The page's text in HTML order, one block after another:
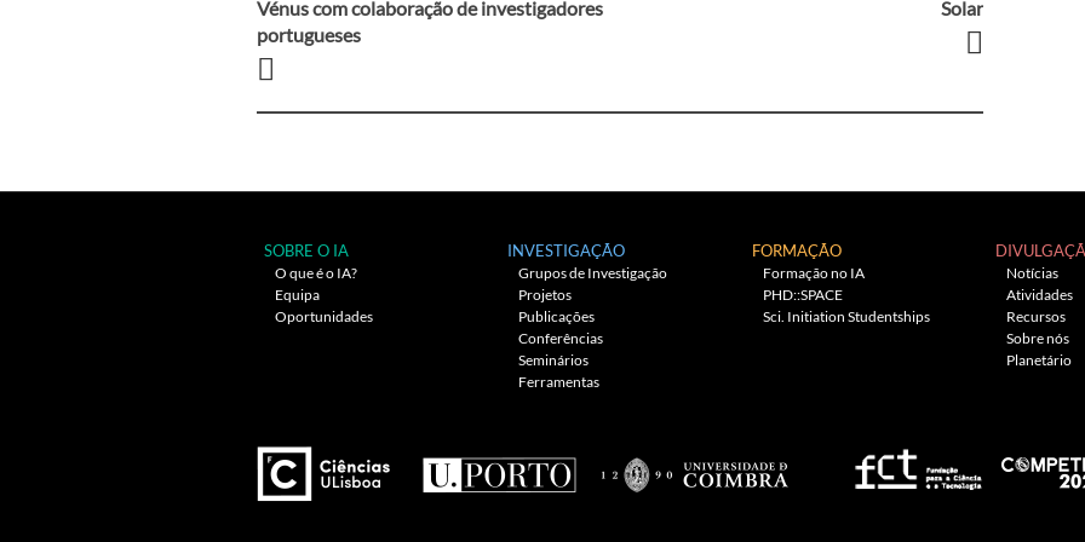
Navegação
entre
Vénus com colaboração de investigadores
portugueses
Solar
SOBRE O IA
O que é o IA?
Equipa
Oportunidades
INVESTIGAÇÃO
Grupos de Investigação
Projetos
Publicações
Conferências
Seminários
Ferramentas
FORMAÇÃO
Formação no IA
PHD::SPACE
Sci. Initiation Studentships
Notícias
Atividades
Recursos
Sobre nós
Planetário